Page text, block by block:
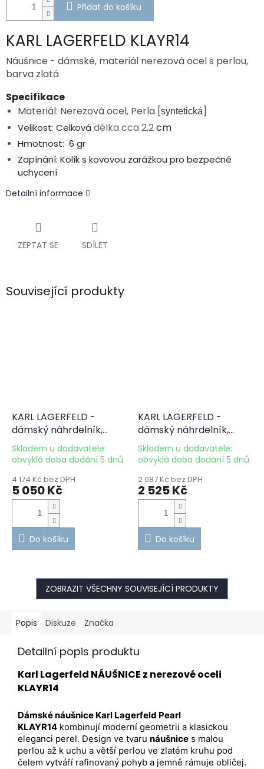
Přidat do košíku
KARL LAGERFELD KLAYR14
Náušnice - dámské, materiál nerezová ocel s perlou,
barva zlatá
Specifikace
Materiál: Nerezová ocel, Perla [syntetická]
Velikost: Celková délka cca 2,2cm
Hmotnost: 6 gr
Zapínání: Kolík s kovovou zarážkou pro bezpečné
uchycení
Detailní informace
ZEPTAT SE SDÍLET
Související produkty
KARL LAGERFELD -
dámský náhrdelník,
nerezová ocel KLAYR01
Skladem u dodavatele:
obvyklá doba dodání 5 dnů
4 174 Kč bez DPH
5 050 Kč
Do košíku
KARL LAGERFELD -
dámský náhrdelník,
nerezová ocel KLAYR12
Skladem u dodavatele:
obvyklá doba dodání 5 dnů
2 087 Kč bez DPH
2 525 Kč
Do košíku
ZOBRAZIT VŠECHNY SOUVISEJÍCÍ PRODUKTY
Popis Diskuze Značka
Detailní popis produktu
Karl Lagerfeld NÁUŠNICE z nerezové oceli
KLAYR14
Dámské náušnice Karl Lagerfeld Pearl
KLAYR14 kombinují moderní geometrii a klasickou
eleganci perel. Design ve tvaru náušnice s malou
perlou až k uchu a větší perlou ve zlatém kruhu pod
čelem vytváří rafinovaný pohyb a jemně rámuje obličej.